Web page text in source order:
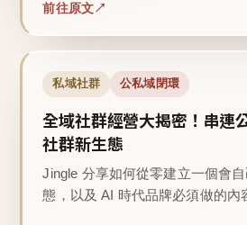
前往原文
私域社群 公私域閉環
全域社群經營大揭密！串連
社群新生態
Jingle 分享如何從零建立一個會
態，以及 AI 時代品牌必須做的內